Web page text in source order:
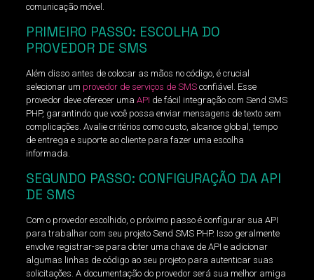
comunicação móvel.
PRIMEIRO PASSO: ESCOLHA DO
PROVEDOR DE SMS
Além disso antes de colocar as mãos no código, é crucial
selecionar um provedor de serviços de SMSconfiável. Esse
provedor deve oferecer uma API de fácil integração com Send SMS
PHP, garantindo que você possa enviar mensagens de texto sem
complicações. Avalie critérios como custo, alcance global, tempo
de entrega e suporte ao cliente para fazer uma escolha
informada.
SEGUNDO PASSO: CONFIGURAÇÃO DA API
DE SMS
Com o provedor escolhido, o próximo passo é configurar sua API
para trabalhar com seu projeto Send SMS PHP. Isso geralmente
envolve registrar-se para obter uma chave de API e adicionar
algumas linhas de código ao seu projeto para autenticar suas
solicitações. A documentação do provedor será sua melhor amiga